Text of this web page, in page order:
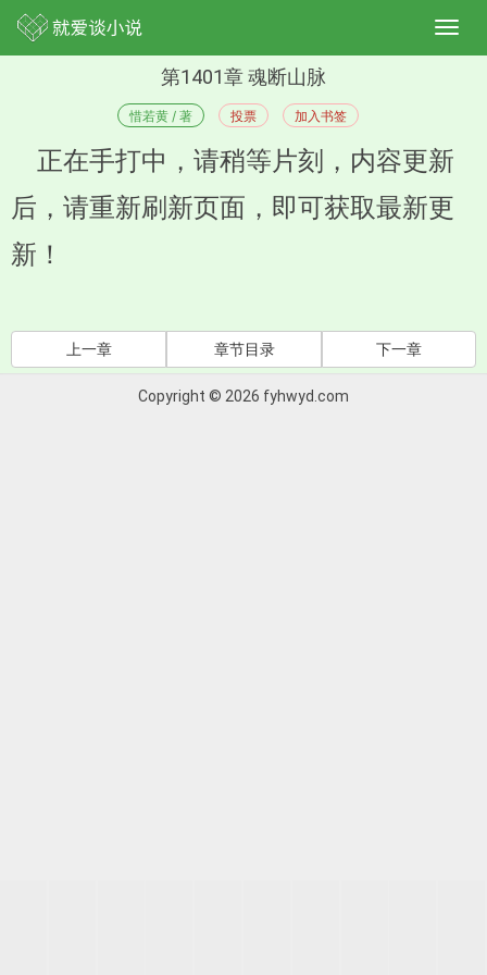
第1401章 魂断山脉
惜若黄 / 著 投票 加入书签
正在手打中，请稍等片刻，内容更新
后，请重新刷新页面，即可获取最新更
新！
上一章 章节目录 下一章
Copyright © 2026 fyhwyd.com